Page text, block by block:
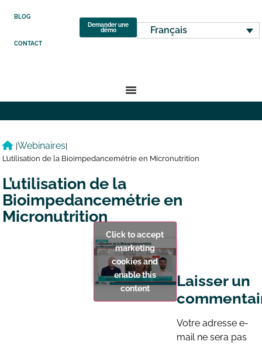
BLOG
CONTACT
Demander une
démo
Français
|Webinaires|
L’utilisation de la Bioimpedancemétrie en Micronutrition
L’utilisation de la
Bioimpedancemétrie en
Micronutrition
Click to accept
marketing
cookies and
enable this
content
Laisser un
Votre adresse e-
mail ne sera pas